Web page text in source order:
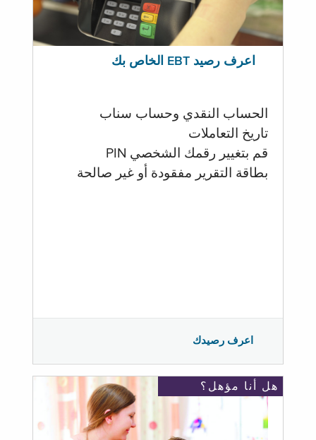
اعرف رصيد EBT الخاص بك
الحساب النقدي وحساب سناب
تاريخ التعاملات
قم بتغيير رقمك الشخصي PIN
بطاقة التقرير مفقودة أو غير صالحة
اعرف رصيدك
هل أنا مؤهل؟